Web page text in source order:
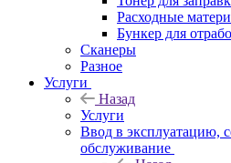
Расходные
Бункер для
Сканеры
Разное
Услуги
Назад
Услуги
Ввод в эксплуатацию,
обслуживание